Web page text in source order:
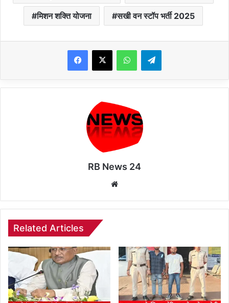
मिशन शक्ति योजना सखी वन स्टॉप भर्ती 2025
WhatsAppTelegram
RB News 24
Related Articles